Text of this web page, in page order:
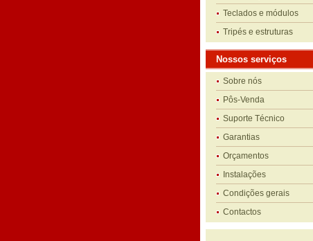
Teclados e módulos
Tripés e estruturas
Nossos serviços
Sobre nós
Pôs-Venda
Suporte Técnico
Garantias
Orçamentos
Instalações
Condições gerais
Contactos